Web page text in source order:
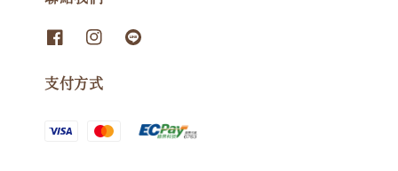
支付方式